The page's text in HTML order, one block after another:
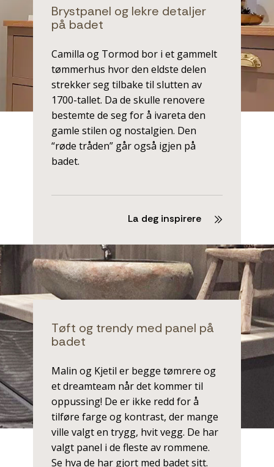
Brystpanel og lekre detaljer
på badet
Camilla og Tormod bor i et gammelt
tømmerhus hvor den eldste delen
strekker seg tilbake til slutten av
1700-tallet. Da de skulle renovere
bestemte de seg for å ivareta den
gamle stilen og nostalgien. Den
“røde tråden” går også igjen på
badet.
La deg inspirere
Tøft og trendy med panel på
badet
Malin og Kjetil er begge tømrere og
et dreamteam når det kommer til
oppussing! De er ikke redd for å
tilføre farge og kontrast, der mange
ville valgt en trygg, hvit vegg. De har
valgt panel i de fleste av rommene.
Se hva de har gjort med badet sitt.